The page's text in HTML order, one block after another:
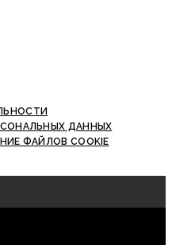
ДАННЫХ
ФАЙЛОВ COOKIE